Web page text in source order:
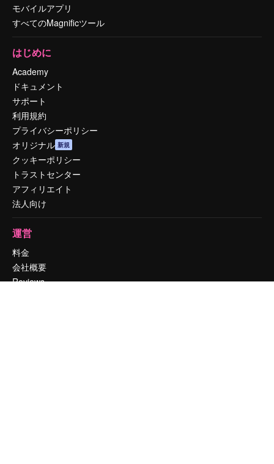
モバイルアプリ
すべてのMagnificツール
はじめに
Academy
ドキュメント
サポート
利用規約
プライバシーポリシー
オリジナル 新規
クッキーポリシー
トラストセンター
アフィリエイト
法人向け
運営
料金
会社概要
Reviews